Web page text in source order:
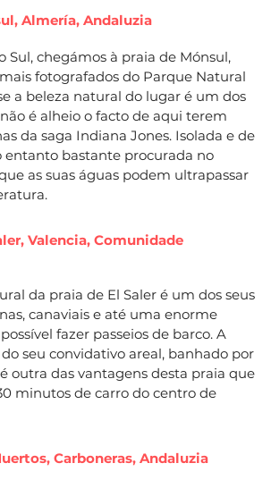
Almería, Andaluzia
Sul, chegámos à praia de Mónsul,
fotografados do Parque Natural
a beleza natural do lugar é um dos
é alheio o facto de aqui terem
da saga Indiana Jones. Isolada e de
entanto bastante procurada no
as suas águas podem ultrapassar
Valencia, Comunidade
da praia de El Saler é um dos seus
canaviais e até uma enorme
fazer passeios de barco. A
seu convidativo areal, banhado por
outra das vantagens desta praia que
minutos de carro do centro de
Carboneras, Andaluzia